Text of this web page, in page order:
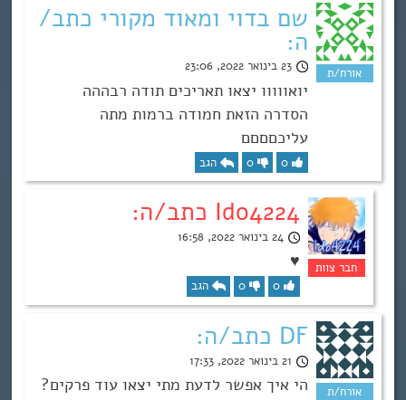
שם בדוי ומאוד מקורי כתב/
ה:
23 בינואר 2022, 23:06
יואווווו יצאו תאריכים תודה רבההה
הסדרה הזאת חמודה ברמות מתה
עליכםםםם
0
0 הגב
Ido4224 כתב/ה:
24 בינואר 2022, 16:58
♥
0
0 הגב
DF כתב/ה:
21 בינואר 2022, 17:33
הי איך אפשר לדעת מתי יצאו עוד פרקים?